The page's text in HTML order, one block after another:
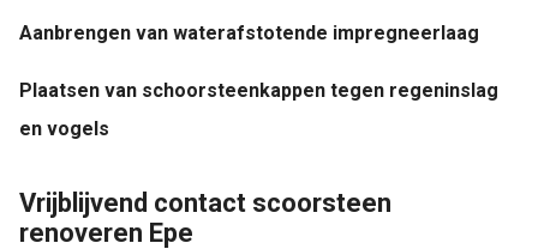
Aanbrengen van waterafstotende impregneerlaag
Plaatsen van schoorsteenkappen tegen regeninslag
en vogels
Vrijblijvend contact scoorsteen
renoveren Epe